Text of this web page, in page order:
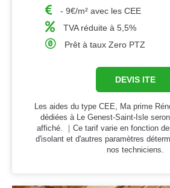
- 9€/m² avec les CEE
TVA réduite à 5,5%
Prêt à taux Zero PTZ
DEVIS ITE
Les aides du type CEE, Ma prime
dédiées à Le Genest-Saint-Isle
affiché. ｜Ce tarif varie en fonction
d'isolant et d'autres paramètres
nos techniciens.